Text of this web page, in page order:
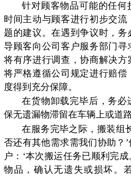
针对顾客物品可能的任何
时间主动与顾客进行初步交流
题的建议。在遇到争议时，务
导顾客向公司客户服务部门寻
将有序进行调查，协商解决方
将严格遵循公司规定进行赔偿
度得到充分保障。
在货物卸载完毕后，务必
保无遗漏物滞留在车辆上或道路
在服务完毕之际，搬装组
否还有其他需求需我们协助？
户：‘本次搬运任务已顺利完
物品，确认无遗失或损坏。